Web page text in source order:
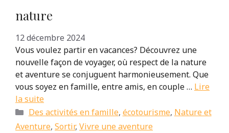
nature
12 décembre 2024
Vous voulez partir en vacances? Découvrez une
nouvelle façon de voyager, où respect de la nature
et aventure se conjuguent harmonieusement. Que
vous soyez en famille, entre amis, en couple … Lire
la suite
Catégories
Des activités en famille, écotourisme, Nature et
Aventure, Sortir, Vivre une aventure